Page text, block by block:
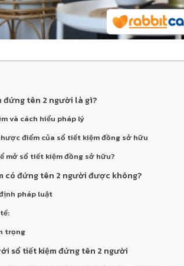
đứng tên 2 người là gì?
và cách hiểu pháp lý
điểm của sổ tiết kiệm đồng sở hữu
mở sổ tiết kiệm đồng sở hữu?
có đứng tên 2 người được không?
pháp luật
trọng
sổ tiết kiệm đứng tên 2 người